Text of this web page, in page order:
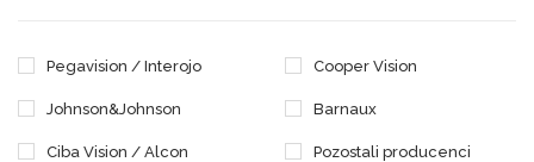
Pegavision / Interojo
Johnson&Johnson
Ciba Vision / Alcon
Cooper Vision
Barnaux
Pozostali producenci